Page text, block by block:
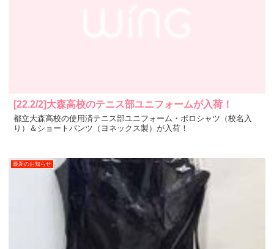
[22.2/2]大森高校のテニス部ユニフォームが入荷！
都立大森高校の使用済テニス部ユニフォーム・ポロシャツ（校名入
り）＆ショートパンツ（ヨネックス製）が入荷！
最新のお知らせ